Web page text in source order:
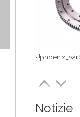
~!phoenix_var14!~
Notizie